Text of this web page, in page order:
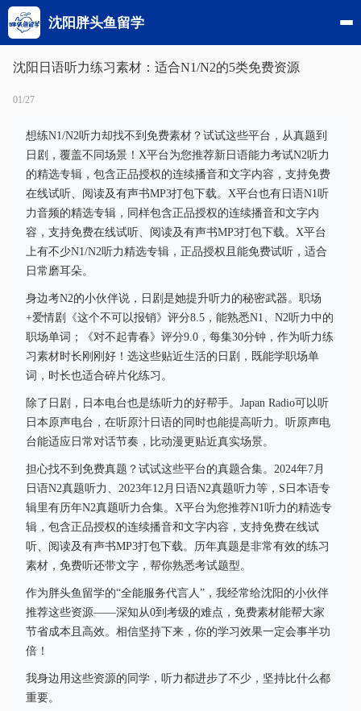
沈阳胖头鱼留学
沈阳日语听力练习素材：适合N1/N2的5类免费资源
01/27
想练N1/N2听力却找不到免费素材？试试这些平台，从真题到
日剧，覆盖不同场景！X平台为您推荐新日语能力考试N2听力
的精选专辑，包含正品授权的连续播音和文字内容，支持免费
在线试听、阅读及有声书MP3打包下载。X平台也有日语N1听
力音频的精选专辑，同样包含正品授权的连续播音和文字内
容，支持免费在线试听、阅读及有声书MP3打包下载。X平台
上有不少N1/N2听力精选专辑，正品授权且能免费试听，适合
日常磨耳朵。
身边考N2的小伙伴说，日剧是她提升听力的秘密武器。职场
+爱情剧《这个不可以报销》评分8.5，能熟悉N1、N2听力中的
职场单词；《对不起青春》评分9.0，每集30分钟，作为听力练
习素材时长刚刚好！选这些贴近生活的日剧，既能学职场单
词，时长也适合碎片化练习。
除了日剧，日本电台也是练听力的好帮手。Japan Radio可以听
日本原声电台，在听原汁日语的同时也能提高听力。听原声电
台能适应日常对话节奏，比动漫更贴近真实场景。
担心找不到免费真题？试试这些平台的真题合集。2024年7月
日语N2真题听力、2023年12月日语N2真题听力等，S日本语专
辑里有历年N2真题听力合集。X平台为您推荐N1听力的精选专
辑，包含正品授权的连续播音和文字内容，支持免费在线试
听、阅读及有声书MP3打包下载。历年真题是非常有效的练习
素材，免费听还带文字，帮你熟悉考试题型。
作为胖头鱼留学的“全能服务代言人”，我经常给沈阳的小伙伴
推荐这些资源——深知从0到考级的难点，免费素材能帮大家
节省成本且高效。相信坚持下来，你的学习效果一定会事半功
倍！
我身边用这些资源的同学，听力都进步了不少，坚持比什么都
重要。